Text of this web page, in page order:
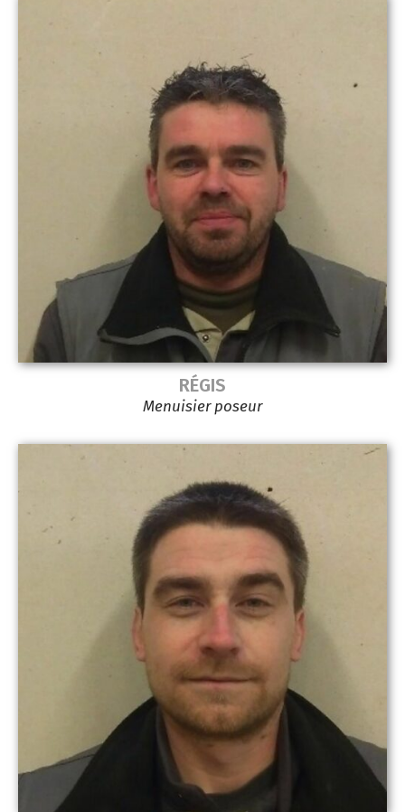
RÉGIS
Menuisier poseur